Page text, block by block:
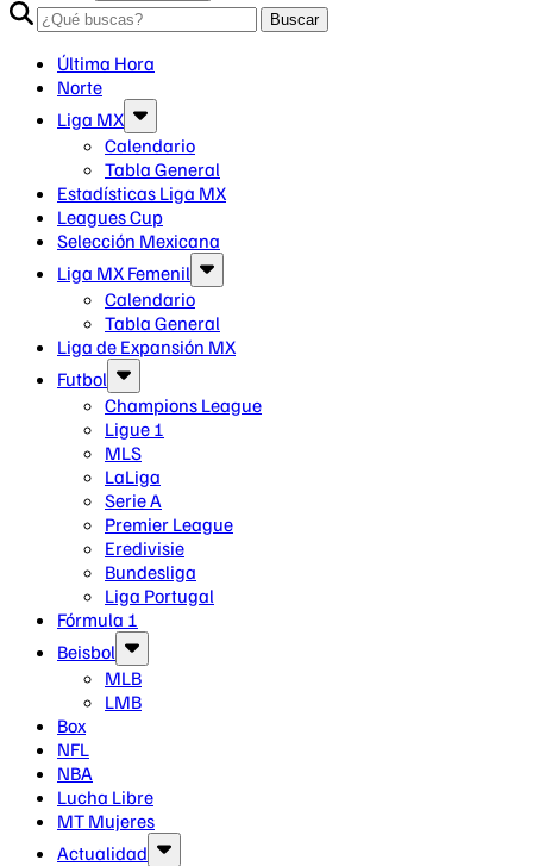
Buscar
Última Hora
Norte
Liga MX
Calendario
Tabla General
Estadísticas Liga MX
Leagues Cup
Selección Mexicana
Liga MX Femenil
Calendario
Tabla General
Liga de Expansión MX
Futbol
Champions League
Ligue 1
MLS
LaLiga
Serie A
Premier League
Eredivisie
Bundesliga
Liga Portugal
Fórmula 1
Beisbol
MLB
LMB
Box
NFL
NBA
Lucha Libre
MT Mujeres
Actualidad